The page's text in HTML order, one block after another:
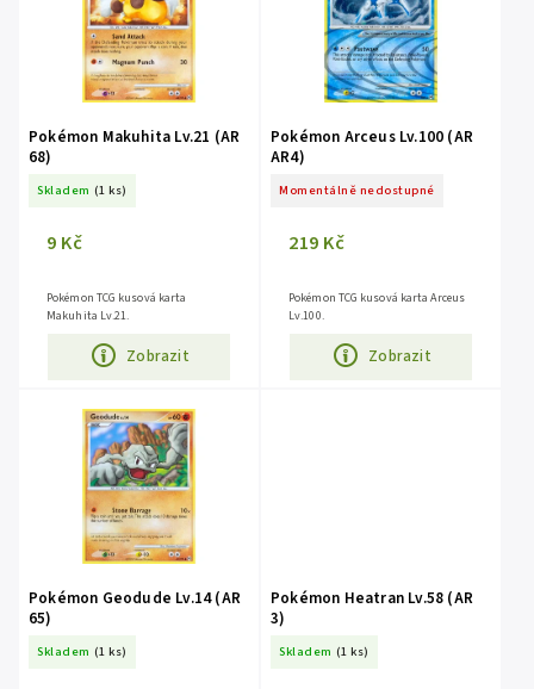
Abecedně
Pokémon Makuhita Lv.21 (AR
68)
Skladem (1 ks)
9 Kč
Zobrazit
Pokémon TCG kusová karta
Makuhita Lv.21.
Pokémon Arceus Lv.100 (AR
AR4)
Momentálně nedostupné
219 Kč
Zobrazit
Pokémon TCG kusová karta Arceus
Lv.100.
Pokémon Geodude Lv.14 (AR
65)
Skladem (1 ks)
Pokémon Heatran Lv.58 (AR
3)
Skladem (1 ks)